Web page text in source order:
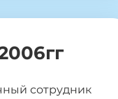
сотрудник